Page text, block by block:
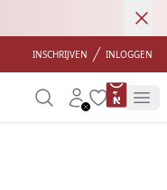
INSCHRIJVEN INLOGGEN
SearchAccount
Wishlist